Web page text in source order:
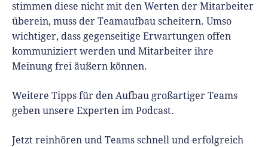
stimmen diese nicht mit den Werten der Mitarbeiter
überein, muss der Teamaufbau scheitern. Umso
wichtiger, dass gegenseitige Erwartungen offen
kommuniziert werden und Mitarbeiter ihre
Meinung frei äußern können.
Weitere Tipps für den Aufbau großartiger Teams
geben unsere Experten im Podcast.
Jetzt reinhören und Teams schnell und erfolgreich